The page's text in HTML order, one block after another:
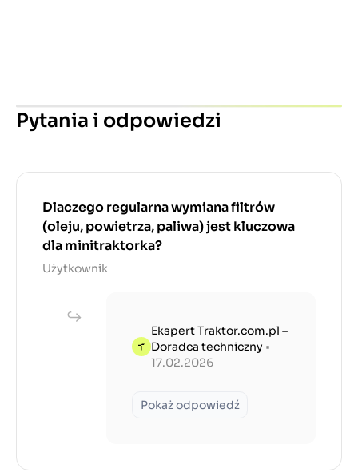
Pytania i odpowiedzi
Dlaczego regularna wymiana filtrów
(oleju, powietrza, paliwa) jest kluczowa
dla minitraktorka?
Użytkownik
Ekspert Traktor.com.pl –
Doradca techniczny •
17.02.2026
Pokaż odpowiedź